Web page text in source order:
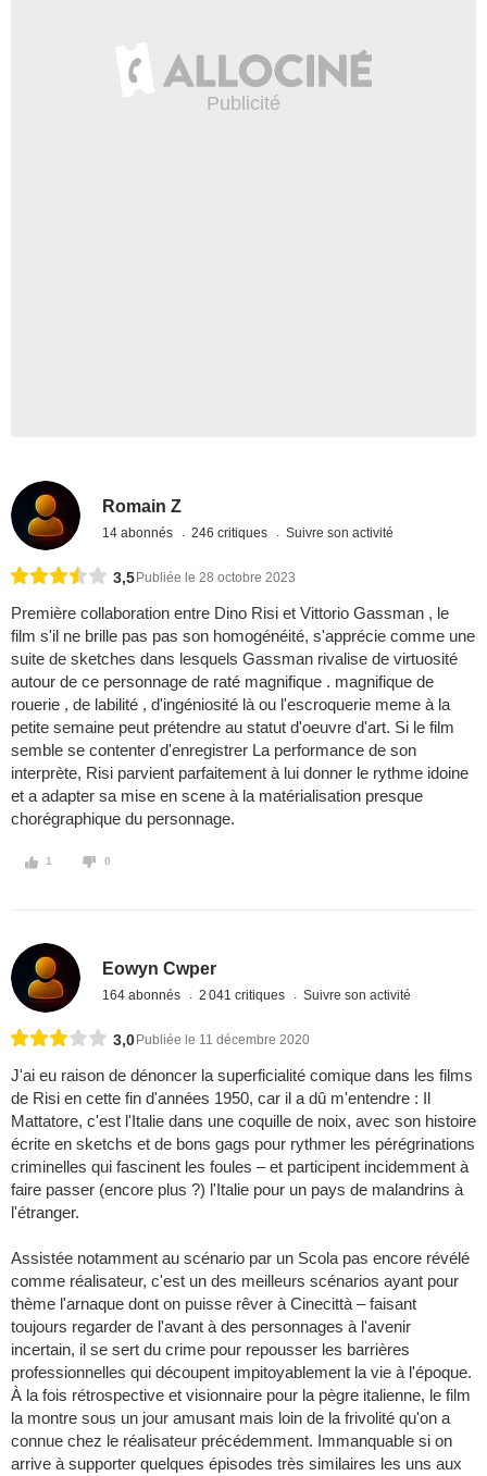
Romain Z
14 abonnés 246 critiques Suivre son activité
3,5 Publiée le 28 octobre 2023
Première collaboration entre Dino Risi et Vittorio Gassman , le
film s'il ne brille pas pas son homogénéité, s'apprécie comme une
suite de sketches dans lesquels Gassman rivalise de virtuosité
autour de ce personnage de raté magnifique . magnifique de
rouerie , de labilité , d'ingéniosité là ou l'escroquerie meme à la
petite semaine peut prétendre au statut d'oeuvre d'art. Si le film
semble se contenter d'enregistrer La performance de son
interprète, Risi parvient parfaitement à lui donner le rythme idoine
et a adapter sa mise en scene à la matérialisation presque
chorégraphique du personnage.
1 0
Eowyn Cwper
164 abonnés 2 041 critiques Suivre son activité
3,0 Publiée le 11 décembre 2020
J'ai eu raison de dénoncer la superficialité comique dans les films
de Risi en cette fin d'années 1950, car il a dû m'entendre : Il
Mattatore, c'est l'Italie dans une coquille de noix, avec son histoire
écrite en sketchs et de bons gags pour rythmer les pérégrinations
criminelles qui fascinent les foules – et participent incidemment à
faire passer (encore plus ?) l'Italie pour un pays de malandrins à
l'étranger.
Assistée notamment au scénario par un Scola pas encore révélé
comme réalisateur, c'est un des meilleurs scénarios ayant pour
thème l'arnaque dont on puisse rêver à Cinecittà – faisant
toujours regarder de l'avant à des personnages à l'avenir
incertain, il se sert du crime pour repousser les barrières
professionnelles qui découpent impitoyablement la vie à l'époque.
À la fois rétrospective et visionnaire pour la pègre italienne, le film
la montre sous un jour amusant mais loin de la frivolité qu'on a
connue chez le réalisateur précédemment. Immanquable si on
arrive à supporter quelques épisodes très similaires les uns aux